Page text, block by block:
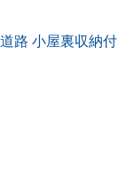
路 小屋裏収納付